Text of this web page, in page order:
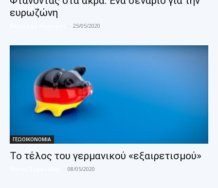
ευρωζώνη
- 25/05/2020
ΓΕΩΟΙΚΟΝΟΜΙΑ
Το τέλος του γερμανικού «εξαιρετισμού»
- 08/05/2020